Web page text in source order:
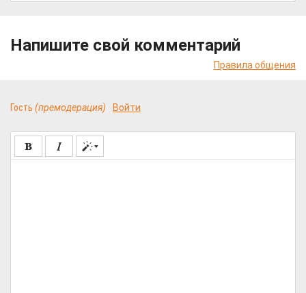
Напишите свой комментарий
Правила общения
Гость (премодерация) Войти